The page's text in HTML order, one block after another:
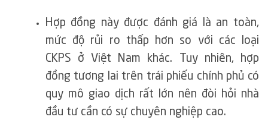
Hợp đồng này được đánh giá là an toàn,
mức độ rủi ro thấp hơn so với các loại
CKPS ở Việt Nam khác. Tuy nhiên, hợp
đồng tương lai trên trái phiếu chính phủ có
quy mô giao dịch rất lớn nên đòi hỏi nhà
đầu tư cần có sự chuyên nghiệp cao.